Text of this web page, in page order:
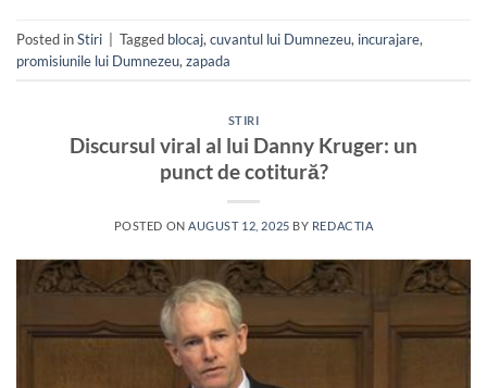
Posted inStiri Tagged blocaj, cuvantul lui Dumnezeu, incurajare,
promisiunile lui Dumnezeu, zapada
STIRI
Discursul viral al lui Danny Kruger: un
punct de cotitură?
POSTED ONAUGUST 12, 2025 BY REDACTIA